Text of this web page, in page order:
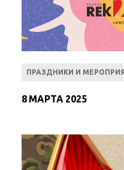
ПРАЗДНИКИ И
8 МАРТА 2025